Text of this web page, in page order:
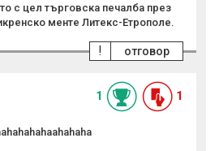
с цел търговска печалба през
менте Литекс-Етрополе.
отговор
!
1 1